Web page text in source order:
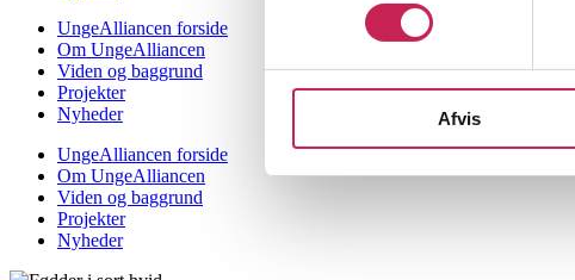
Afvis
UngeAlliancen forside
Om UngeAlliancen
Viden og baggrund
Projekter
Nyheder
UngeAlliancen forside
Om UngeAlliancen
Viden og baggrund
Projekter
Nyheder